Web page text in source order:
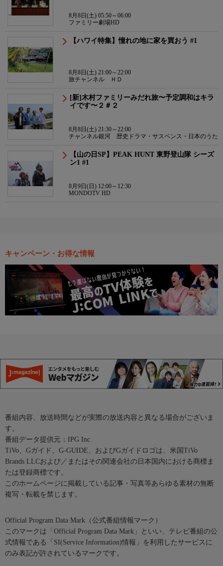
8月8日(土) 05:50～06:00
ファミリー劇場HD
【ハワイ特集】憧れの地に家を買おう #1
8月8日(土) 21:00～22:00
旅チャンネル ＨＤ
[新]木村ファミリーみだれ旅〜予定調和はキラ
イです〜２＃２
8月8日(土) 21:30～22:00
チャンネル銀河 歴史ドラマ・サスペンス・日本のうた
【山の日SP】PEAK HUNT 東野登山隊 シーズ
ン1 #1
8月9日(日) 12:00～12:30
MONDOTV HD
キャンペーン・お得な情報
番組内容、放送時間などが実際の放送内容と異なる場合がございま
す。
番組データ提供元：IPG Inc.
TiVo、Gガイド、G-GUIDE、およびGガイドロゴは、米国TiVo
Brands LLCおよび／またはその関連会社の日本国内における商標ま
たは登録商標です。
このホームページに掲載している記事・写真等あらゆる素材の無断
複写・転載を禁じます。
Official Program Data Mark（公式番組情報マーク）
このマークは「Official Program Data Mark」といい、テレビ番組の公
式情報である「SI(Service Information)情報」を利用したサービスに
のみ表記が許されているマークです。